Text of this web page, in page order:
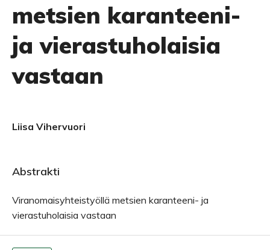
metsien karanteeni-
ja vierastuholaisia
vastaan
Liisa Vihervuori
Abstrakti
Viranomaisyhteistyöllä metsien karanteeni- ja
vierastuholaisia vastaan